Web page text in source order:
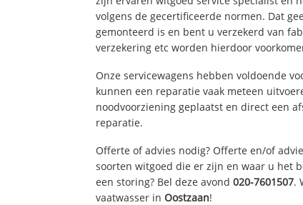
volgens de gecertificeerde normen. Dat
gemonteerd is en bent u verzekerd van
verzekering etc worden hierdoor
Onze servicewagens hebben voldoende
kunnen een reparatie vaak meteen
noodvoorziening geplaatst en direct een
reparatie.
Offerte of advies nodig? Offerte en/of
soorten witgoed die er zijn en waar u het
een storing? Bel deze avond020-7601507.
vaatwasser inOostzaan!